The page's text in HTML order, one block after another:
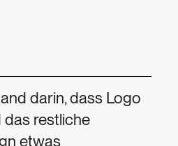
darin, dass Logo
das restliche
etwas